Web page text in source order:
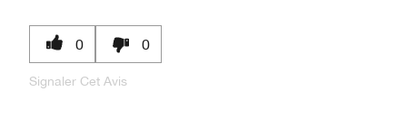
0 0
Signaler Cet Avis